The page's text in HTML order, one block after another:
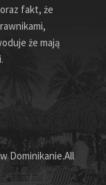
fakt, że
że mają
Dominikanie.All